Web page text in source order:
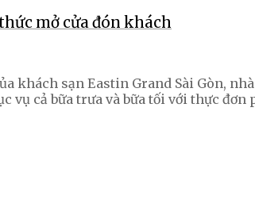
mở cửa đón khách
khách sạn Eastin Grand Sài Gòn,
vụ cả bữa trưa và bữa tối với thực